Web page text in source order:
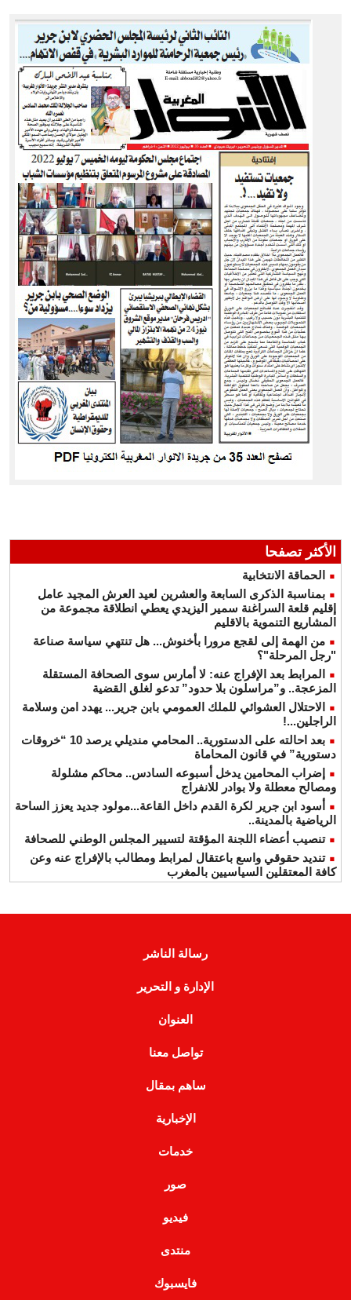
الأكثر تصفحا
الحماقة الانتخابية
بمناسبة الذكرى السابعة والعشرين لعيد العرش المجيد عامل
إقليم قلعة السراغنة سمير اليزيدي يعطي انطلاقة مجموعة من
المشاريع التنموية بالاقليم
من الهمة إلى لقجع مرورا بأخنوش... هل تنتهي سياسة صناعة
"رجل المرحلة"؟
المرابط بعد الإفراج عنه: لا أمارس سوى الصحافة المستقلة
المزعجة.. و”مراسلون بلا حدود” تدعو لغلق القضية
الاحتلال العشوائي للملك العمومي بابن جرير... يهدد امن وسلامة
الراجلين...!
بعد احالته على الدستورية.. المحامي منديلي يرصد 10 “خروقات
دستورية” في قانون المحاماة
إضراب المحامين يدخل أسبوعه السادس.. محاكم مشلولة
ومصالح معطلة ولا بوادر للانفراج
أسود ابن جرير لكرة القدم داخل القاعة...مولود جديد يعزز الساحة
الرياضية بالمدينة..
تنصيب أعضاء اللجنة المؤقتة لتسيير المجلس الوطني للصحافة
تنديد حقوقي واسع باعتقال لمرابط ومطالب بالإفراج عنه وعن
كافة المعتقلين السياسيين بالمغرب
رسالة الناشر
الإدارة و التحرير
العنوان
تواصل معنا
ساهم بمقال
الإخبارية
خدمات
صور
فيديو
منتدى
فايسبوك